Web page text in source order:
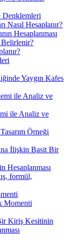
Denklemleri
Nasıl Hesaplanır?
Hesaplanması
Belirlenir?
Yaygın Kafes
ile Analiz ve
ile Analiz ve
Örneği
İlişkin Basit Bir
Hesaplanması
formül,
Momenti
Kiriş Kesitinin